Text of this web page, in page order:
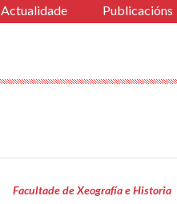
Actualidade Publicacións
Facultade de Xeografía e Historia